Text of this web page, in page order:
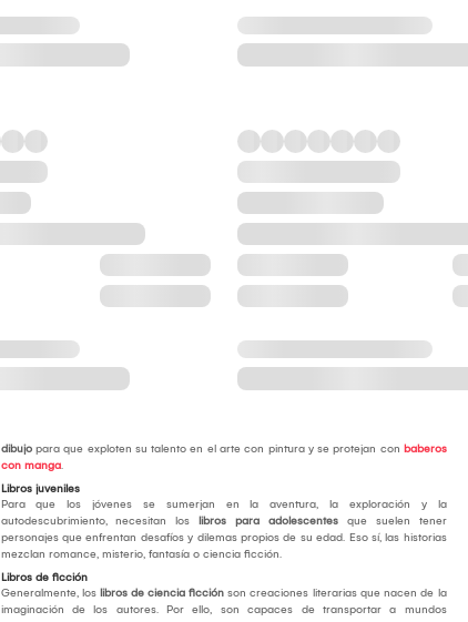
dibujopara que exploten su talento en el arte con pintura y se protejan con baberos
con manga.
Libros juveniles
Para que los jóvenes se sumerjan en la aventura, la exploración y la
autodescubrimiento, necesitan los
libros para adolescentesque suelen tener
personajes que enfrentan desafíos y dilemas propios de su edad. Eso sí, las historias
mezclan romance, misterio, fantasía o ciencia ficción.
Libros de ficción
Generalmente, los libros de ciencia ficciónson creaciones literarias que nacen de la
imaginación de los autores. Por ello, son capaces de transportar a mundos